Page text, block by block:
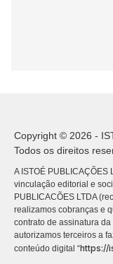
Copyright © 2026 -
Todos os direitos
A ISTOÉ
vinculação editorial e
PUBLICACÕES LTDA
realizamos cobranças e
contrato de assinatura
autorizamos terceiros a
conteúdo digital “https://